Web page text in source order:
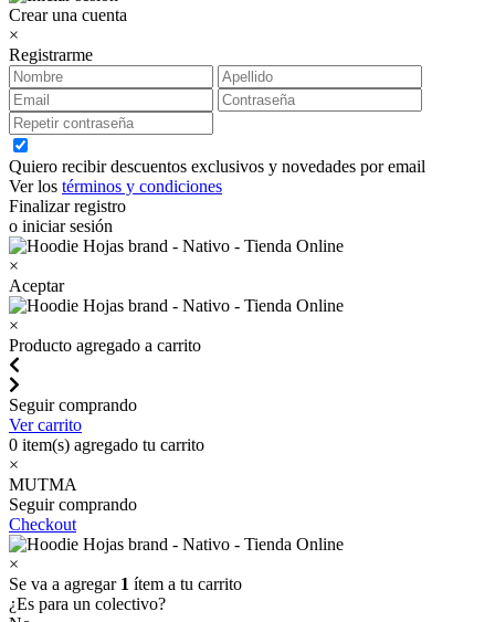
Crear una cuenta
×
Registrarme
Quiero recibir descuentos exclusivos y novedades por email
Ver los términos y condiciones
Finalizar registro
o iniciar sesión
×
Aceptar
×
Producto agregado a carrito
Seguir comprando
Ver carrito
0 item(s) agregado tu carrito
×
MUTMA
Seguir comprando
Checkout
×
Se va a agregar 1 ítem a tu carrito
¿Es para un colectivo?